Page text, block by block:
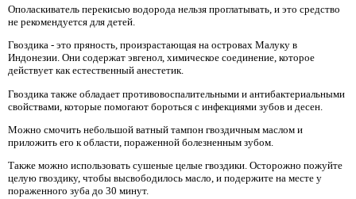
Ополаскиватель перекисью водорода нельзя проглатывать, и это средство
не рекомендуется для детей.
Гвоздика - это пряность, произрастающая на островах Малуку в
Индонезии. Они содержат эвгенол, химическое соединение, которое
действует как естественный анестетик.
Гвоздика также обладает противовоспалительными и антибактериальными
свойствами, которые помогают бороться с инфекциями зубов и десен.
Можно смочить небольшой ватный тампон гвоздичным маслом и
приложить его к области, пораженной болезненным зубом.
Также можно использовать сушеные целые гвоздики. Осторожно пожуйте
целую гвоздику, чтобы высвободилось масло, и подержите на месте у
пораженного зуба до 30 минут.